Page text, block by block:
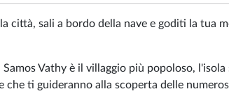
città, sali a bordo della nave e goditi la tua
Vathy è il villaggio più popoloso,
che ti guideranno alla scoperta delle